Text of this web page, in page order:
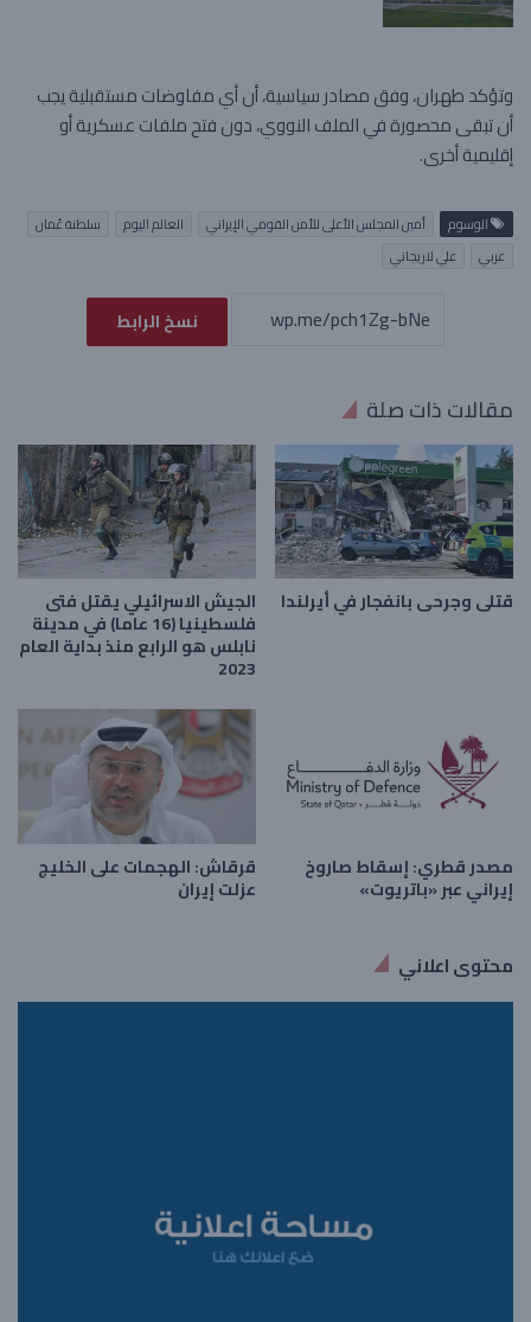
وتؤكد طهران، وفق مصادر سياسية، أن أي مفاوضات مستقبلية يجب
أن تبقى محصورة في الملف النووي، دون فتح ملفات عسكرية أو
إقليمية أخرى.
الوسوم أمين المجلس الأعلى للأمن القومي الإيراني العالم اليوم
سلطنة عُمان
عربي
علي لاريجاني
نسخ الرابط
مقالات ذات صلة
قتلى وجرحى بانفجار في أيرلندا الجيش الاسرائيلي يقتل فتى
فلسطينيا (16 عاما) في مدينة
نابلس هو الرابع منذ بداية العام
2023
مصدر قطري: إسقاط صاروخ
إيراني عبر «باتريوت»
قرقاش: الهجمات على الخليج
عزلت إيران
محتوى اعلاني